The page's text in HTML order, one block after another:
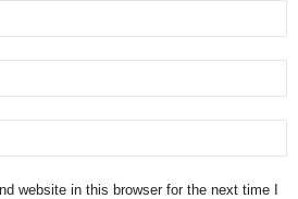
website in this browser for the next time I